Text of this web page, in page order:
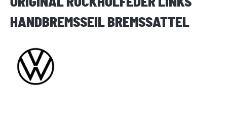
HANDBREMSSEIL BREMSSATTEL